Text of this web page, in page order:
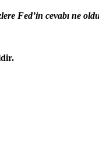
Fed’in cevabı ne